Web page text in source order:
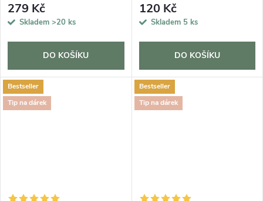
279 Kč
Skladem >20 ks
DO KOŠÍKU
120 Kč
Skladem 5 ks
DO KOŠÍKU
Bestseller
Tip na dárek
Bestseller
Tip na dárek